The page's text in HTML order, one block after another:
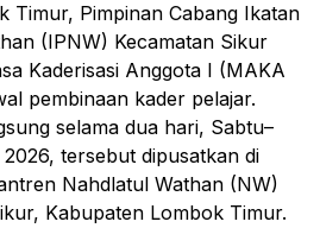
Timur, Pimpinan Cabang Ikatan
(IPNW) Kecamatan Sikur
Kaderisasi Anggota I (MAKA
pembinaan kader pelajar.
selama dua hari, Sabtu–
tersebut dipusatkan di
Nahdlatul Wathan (NW)
Kabupaten Lombok Timur.